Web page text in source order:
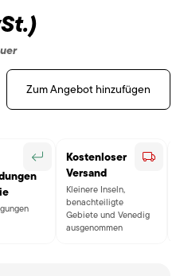
Zum Angebot hinzufügen
Kostenloser
Versand
Kleinere Inseln,
benachteiligte
Gebiete und Venedig
ausgenommen